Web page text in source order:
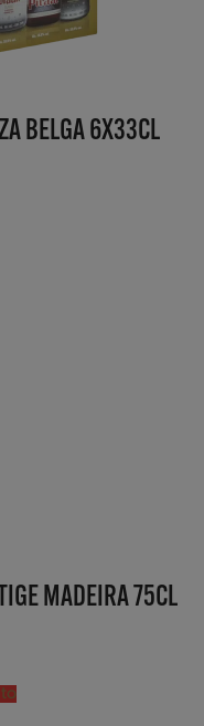
BELGA 6X33CL
MADEIRA 75CL
con